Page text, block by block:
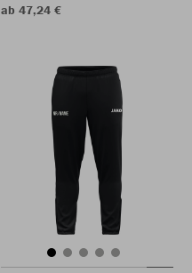
ab 47,24 €